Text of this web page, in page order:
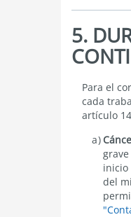
5.
5.
DURACIÓN
DEL
PERMISO
SEGÚN
Para el
cada
artículo
inicio
del